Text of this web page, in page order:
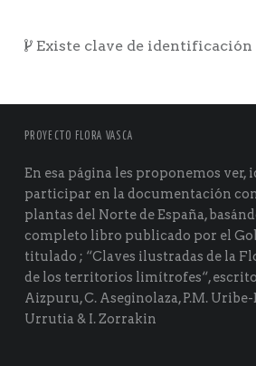
Existe clave de identificación
PROYECTO FLORA VASCA
En esa página les proponemos ver,
participar en la documentación
plantas del Norte de España,
completo libro publicado por el
titulado ; “Claves ilustradas de la
de los territorios limítrofes“,
Aizpuru, C. Aseginolaza, P.M. Uribe-
Urrutia & I. Zorrakin